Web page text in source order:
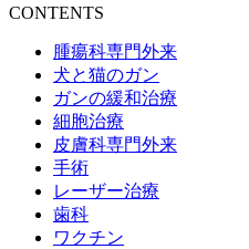
CONTENTS
腫瘍科専門外来
犬と猫のガン
ガンの緩和治療
細胞治療
皮膚科専門外来
手術
レーザー治療
歯科
ワクチン